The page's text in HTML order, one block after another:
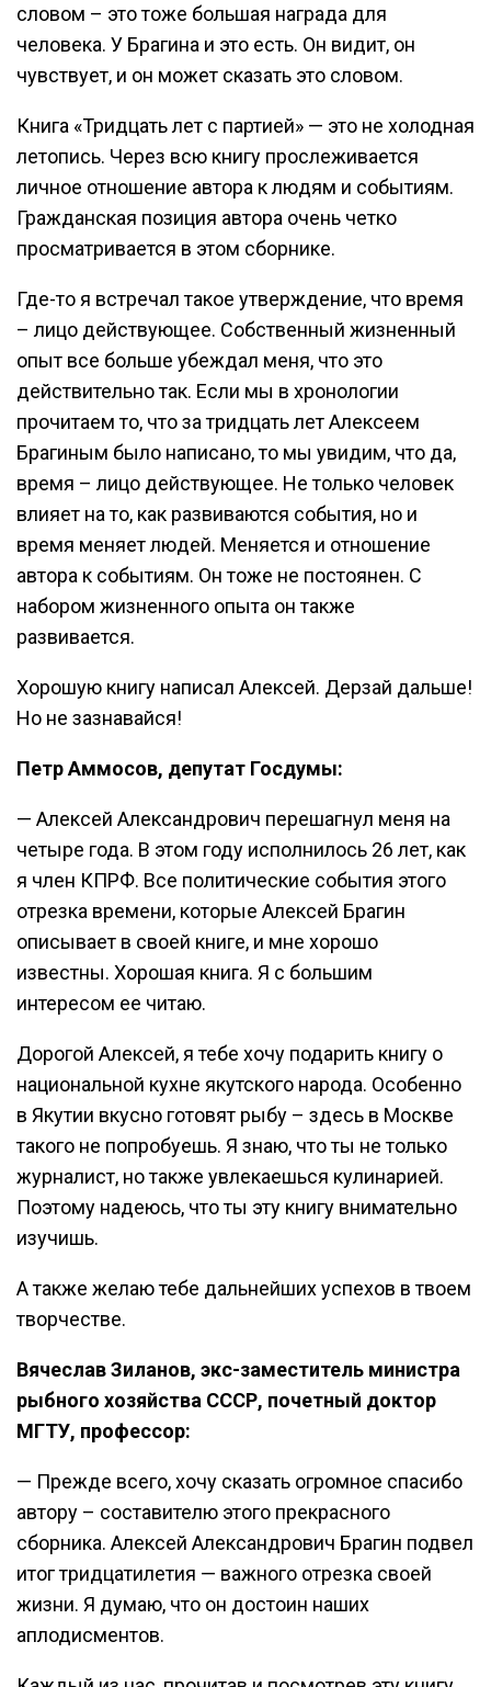
словом – это тоже большая награда для
человека. У Брагина и это есть. Он видит, он
чувствует, и он может сказать это словом.
Книга «Тридцать лет с партией» — это не холодная
летопись. Через всю книгу прослеживается
личное отношение автора к людям и событиям.
Гражданская позиция автора очень четко
просматривается в этом сборнике.
Где-то я встречал такое утверждение, что время
– лицо действующее. Собственный жизненный
опыт все больше убеждал меня, что это
действительно так. Если мы в хронологии
прочитаем то, что за тридцать лет Алексеем
Брагиным было написано, то мы увидим, что да,
время – лицо действующее. Не только человек
влияет на то, как развиваются события, но и
время меняет людей. Меняется и отношение
автора к событиям. Он тоже не постоянен. С
набором жизненного опыта он также
развивается.
Хорошую книгу написал Алексей. Дерзай дальше!
Но не зазнавайся!
Петр Аммосов, депутат Госдумы:
— Алексей Александрович перешагнул меня на
четыре года. В этом году исполнилось 26 лет, как
я член КПРФ. Все политические события этого
отрезка времени, которые Алексей Брагин
описывает в своей книге, и мне хорошо
известны. Хорошая книга. Я с большим
интересом ее читаю.
Дорогой Алексей, я тебе хочу подарить книгу о
национальной кухне якутского народа. Особенно
в Якутии вкусно готовят рыбу – здесь в Москве
такого не попробуешь. Я знаю, что ты не только
журналист, но также увлекаешься кулинарией.
Поэтому надеюсь, что ты эту книгу внимательно
изучишь.
А также желаю тебе дальнейших успехов в твоем
творчестве.
Вячеслав Зиланов, экс-заместитель министра
рыбного хозяйства СССР, почетный доктор
МГТУ, профессор:
— Прежде всего, хочу сказать огромное спасибо
автору – составителю этого прекрасного
сборника. Алексей Александрович Брагин подвел
итог тридцатилетия — важного отрезка своей
жизни. Я думаю, что он достоин наших
аплодисментов.